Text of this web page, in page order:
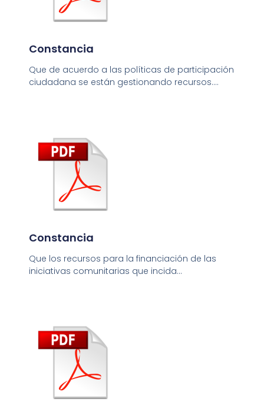
Constancia
Que de acuerdo a las políticas de participación
ciudadana se están gestionando recursos….
Constancia
Que los recursos para la financiación de las
iniciativas comunitarias que incida…